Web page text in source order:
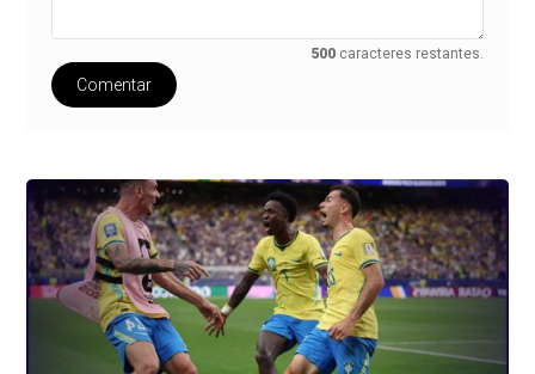
500 caracteres restantes.
Comentar